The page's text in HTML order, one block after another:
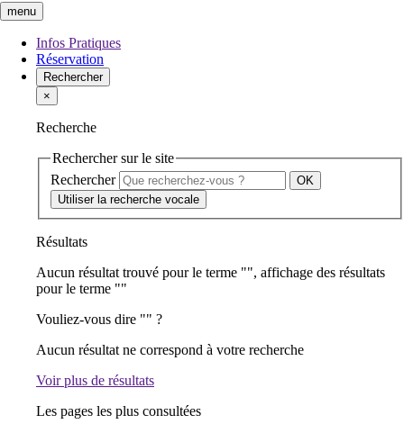
menu
Infos Pratiques
Réservation
Rechercher
×
Recherche
Rechercher sur le site
Rechercher
Utiliser la recherche vocale
Résultats
Aucun résultat trouvé pour le terme "", affichage des résultats
pour le terme ""
Vouliez-vous dire "" ?
Aucun résultat ne correspond à votre recherche
Voir plus de résultats
Les pages les plus consultées